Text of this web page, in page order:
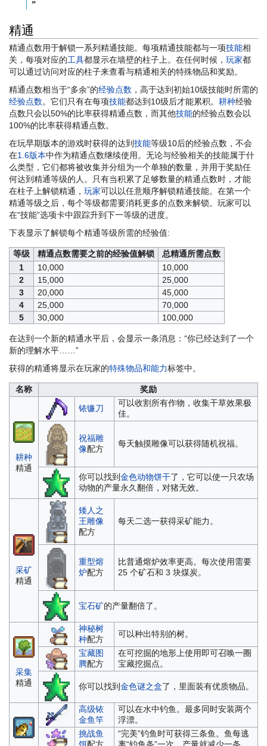
”
精通
精通点数用于解锁一系列精通技能。每项精通技能都与一项技能相
关，每项对应的工具都显示在墙壁的柱子上。在任何时候， 玩家都
可以通过访问对应的柱子来查看与精通相关的特殊物品和奖励。
精通点数相当于“多余”的经验点数 ，高于达到初始10级技能时所需的
经验点数。它们只有在每项技能都达到10级后才能累积。 耕种经验
点数只会以50%的比率获得精通点数，而其他技能的经验点数会以
100%的比率获得精通点数。
在玩早期版本的游戏时获得的达到技能等级10后的经验点数，不会
在1.6版本中作为精通点数继续使用。无论与经验相关的技能属于什
么类型，它们都将被收集并分组为一个单独的数量，并用于奖励任
何达到精通等级的人。只有当积累了足够数量的精通点数时，才能
在柱子上解锁精通， 玩家可以以任意顺序解锁精通技能。在第一个
精通等级之后，每个等级都需要消耗更多的点数来解锁。玩家可以
在“技能”选项卡中跟踪升到下一等级的进度。
下表显示了解锁每个精通等级所需的经验值:
等级 精通点数需要之前的经验值解锁
总精通所需点数
1
10,000
10,000
2
15,000
25,000
3
20,000
45,000
4
25,000
70,000
5
30,000 100,000
在达到一个新的精通水平后，会显示一条消息：“你已经达到了一个
新的理解水平……”
获得的精通将显示在玩家的特殊物品和能力标签中。
名称 奖励
耕种
精通
铱镰刀
可以收割所有作物，收集干草效果极
佳。
祝福雕
像配方
每天触摸雕像可以获得随机祝福。
你可以找到金色动物饼干了，它可以使一只农场
动物的产量永久翻倍，对猪无效。
采矿
精通
矮人之
王雕像
配方
每天二选一获得采矿能力。
重型熔
炉配方
比普通熔炉效率更高。每次使用需要
25 个矿石和 3 块煤炭。
宝石矿的产量翻倍了。
采集
精通
神秘树
种配方
可以种出特别的树。
宝藏图
腾配方
在可挖掘的地形上使用即可召唤一圈
宝藏挖掘点。
你可以找到金色谜之盒了，里面装有优质物品。
高级铱
金鱼竿
可以在水中钓鱼。最多同时安装两个
浮漂。
挑战鱼
“完美”钓鱼时可获得三条鱼。鱼每逃